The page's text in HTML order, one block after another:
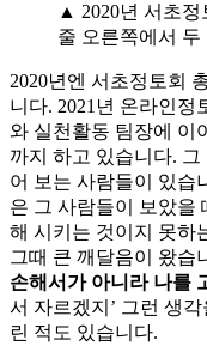
▲ 2020년 서초정
줄 오른쪽에서
2020년엔 서초정토회
니다. 2021년 온라인정
와 실천활동 팀장에 이
까지 하고 있습니다.
어 보는 사람들이 있습
은 그 사람들이 보았을
해 시키는 것이지 못하
그때 큰 깨달음이 왔습
손해서가 아니라 나를
서 자르겠지’ 그런 생
린 적도 있습니다.